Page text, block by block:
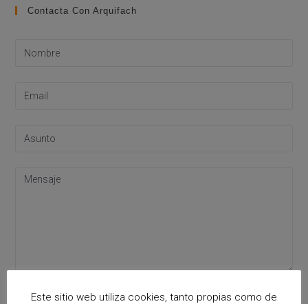
Contacta Con Arquifach
Please leave this field empty.
Acepto lapolítica de privacidad
Este sitio web utiliza cookies, tanto propias como de